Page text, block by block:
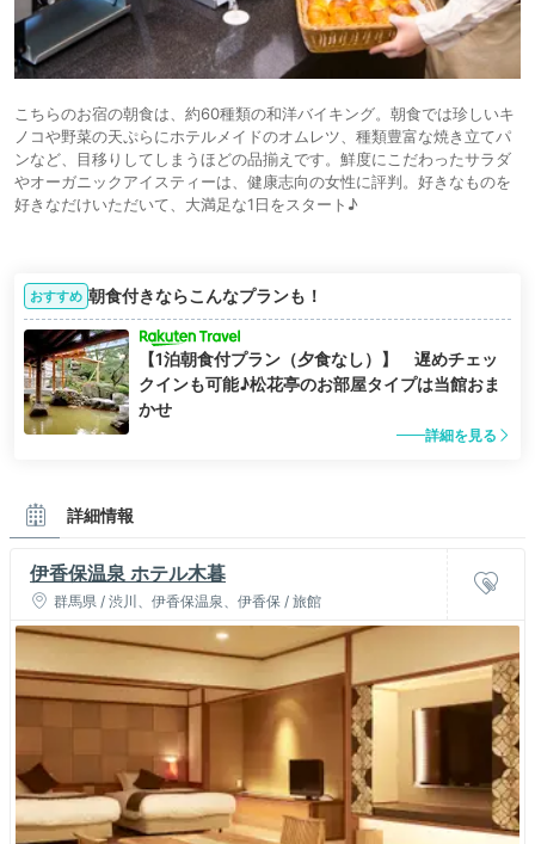
こちらのお宿の朝食は、約60種類の和洋バイキング。朝食では珍しいキ
ノコや野菜の天ぷらにホテルメイドのオムレツ、種類豊富な焼き立てパ
ンなど、目移りしてしまうほどの品揃えです。鮮度にこだわったサラダ
やオーガニックアイスティーは、健康志向の女性に評判。好きなものを
好きなだけいただいて、大満足な1日をスタート♪
おすすめ 朝食付きならこんなプランも！
【1泊朝食付プラン（夕食なし）】 遅めチェッ
クインも可能♪松花亭のお部屋タイプは当館おま
かせ
詳細を見る
詳細情報
伊香保温泉 ホテル木暮
群馬県 / 渋川、伊香保温泉、伊香保 / 旅館